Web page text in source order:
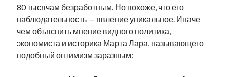
Михаил Стальнухин:
mstalnuhhin@gmail.com
Отзывы и предложения по блогу:
80 тысячам безработным. Но похоже, что его
наблюдательность — явление уникальное. Иначе
чем объяснить мнение видного политика,
экономиста и историка Марта Лара, называющего
подобный оптимизм заразным: